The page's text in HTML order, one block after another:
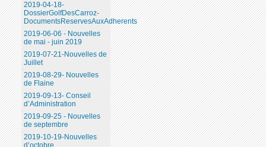
2019-04-18-
DossierGolfDesCarroz-
DocumentsReservesAuxAdherents
2019-06-06 - Nouvelles
de mai - juin 2019
2019-07-21-Nouvelles de
Juillet
2019-08-29- Nouvelles
de Flaine
2019-09-13- Conseil
d’Administration
2019-09-25 - Nouvelles
de septembre
2019-10-19-Nouvelles